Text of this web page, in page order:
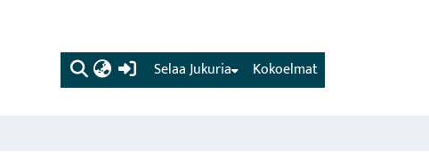
(current) Kokoelmat
Selaa Jukuria